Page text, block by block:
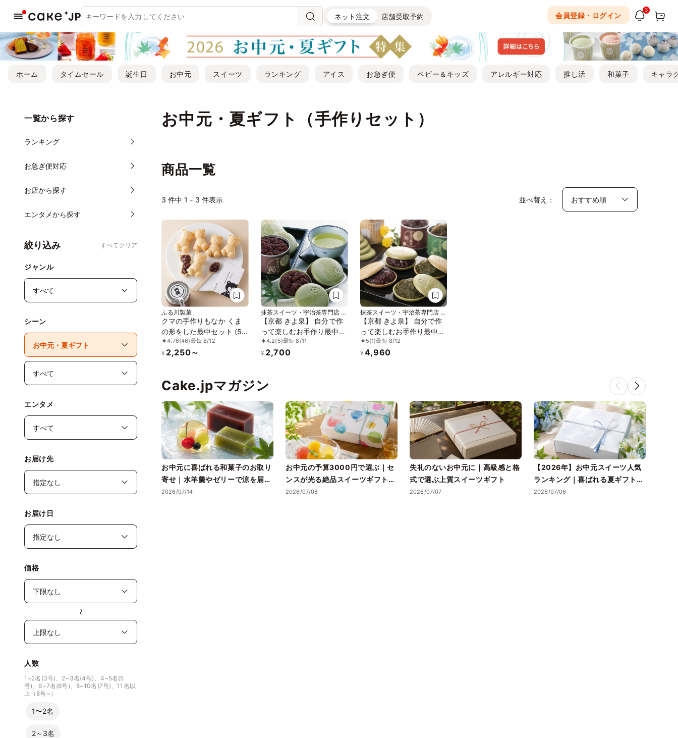
ネット注文 店舗受取予約 会員登録・ログイン
3
ホーム タイムセール 誕生日 お中元 スイーツ ランキング アイス お急ぎ便 ベビー＆キッズ アレルギー対応 推し活 和菓子 キャラ
お中元・夏ギフト（手作りセット）
一覧から探す
ランキング
お急ぎ便対応
お店から探す
エンタメから探す
絞り込み すべてクリア
ジャンル
シーン
エンタメ
お届け先
お届け日
価格
〜
人数
1~2名(3号)、2~3名(4号)、4~5名(5
号)、6~7名(6号)、8~10名(7号)、11名以
上（8号~）
1〜2名
2～3名
商品一覧
3 件中 1 - 3 件表示 並べ替え：
ふる川製菓
クマの手作りもなか くま
の形をした最中セット (5
個入り) 個包装 箱入り グル
テンフリー 賞味期限1ヵ月
4.76(46)最短 8/12
¥ 2,250～
抹茶スイーツ・宇治茶専門店 京
都きよ泉
【京都 きよ泉】 自分で作
って楽しむお手作り最中セ
ット 抹茶皮/丹波大納言あ
ん もなか1組 和菓子 スイ
4.2(5)最短 8/11
¥ 2,700
抹茶スイーツ・宇治茶専門店 京
都きよ泉
【京都 きよ泉】 自分で作
って楽しむお手作り最中
抹茶皮 京番茶皮／丹波大
納言あん 抹茶あん 2種もな
5(1)最短 8/12
¥ 4,960
Cake.jpマガジン
お中元に喜ばれる和菓子のお取り
寄せ｜水羊羹やゼリーで涼を届け
る夏ギフト
2026/07/14
お中元の予算3000円で選ぶ｜セ
ンスが光る絶品スイーツギフトと
失敗しない選び方
2026/07/08
失礼のないお中元に｜高級感と格
式で選ぶ上質スイーツギフト
2026/07/07
【2026年】お中元スイーツ人気
ランキング｜喜ばれる夏ギフトの
選び方も紹介
2026/07/06